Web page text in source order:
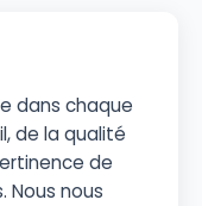
dans chaque
de la qualité
de
Nous nous